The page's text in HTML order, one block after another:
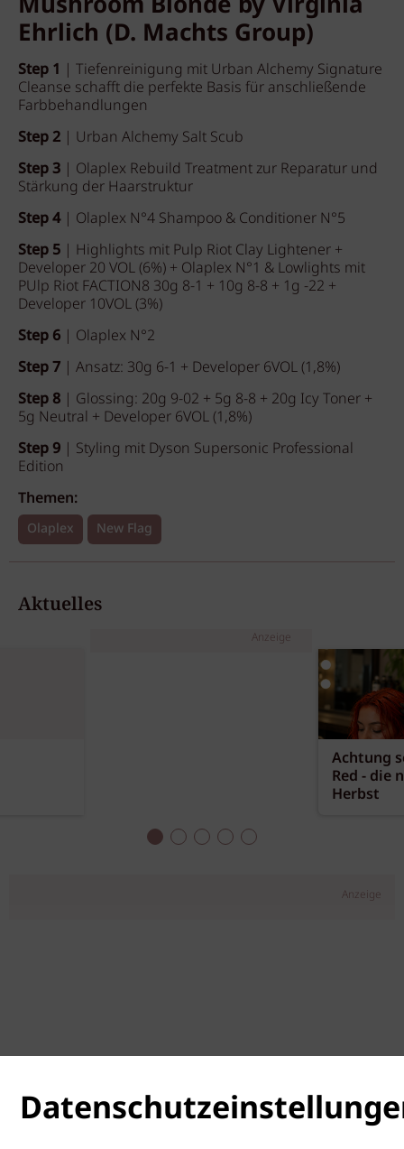
Ehrlich (D. Machts Group)
Step 1 | Tiefenreinigung mit Urban Alchemy Signature
Cleanse schafft die perfekte Basis für anschließende
Farbbehandlungen
Step 2 | Urban Alchemy Salt Scub
Step 3 | Olaplex Rebuild Treatment zur Reparatur und
Stärkung der Haarstruktur
Step 4| Olaplex N°4 Shampoo & Conditioner N°5
Step 5 | Highlights mit Pulp Riot Clay Lightener +
Developer 20 VOL (6%) + Olaplex N°1 & Lowlights mit
PUlp Riot FACTION8 30g 8-1 + 10g 8-8 + 1g -22 +
Developer 10VOL (3%)
Step 6 | Olaplex N°2
Step 7 | Ansatz: 30g 6-1 + Developer 6VOL (1,8%)
Step 8 | Glossing: 20g 9-02 + 5g 8-8 + 20g Icy Toner +
5g Neutral + Developer 6VOL (1,8%)
Step 9 | Styling mit Dyson Supersonic Professional
Edition
Themen:
Olaplex New Flag
Aktuelles
Anzeige
Achtung
Red - die
Herbst
Anzeige